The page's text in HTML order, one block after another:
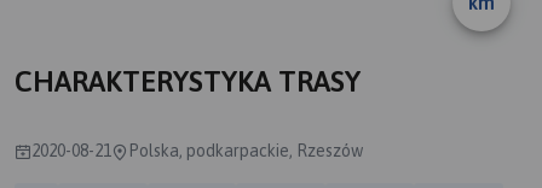
CHARAKTERYSTYKA TRASY
2020-08-21 Polska, podkarpackie, Rzeszów